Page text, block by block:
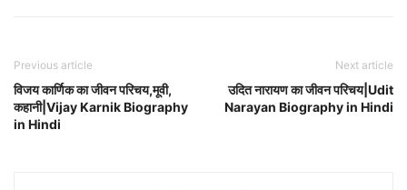
Previous article
विजय कार्णिक का जीवन परिचय,मूवी,
कहानी|Vijay Karnik Biography
in Hindi
Next article
उदित नारायण का जीवन परिचय|Udit
Narayan Biography in Hindi